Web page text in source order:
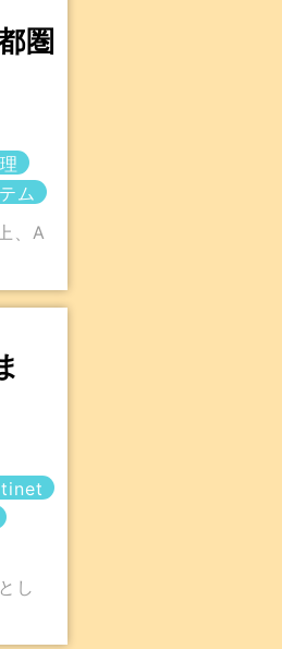
圏
ム
、A
し